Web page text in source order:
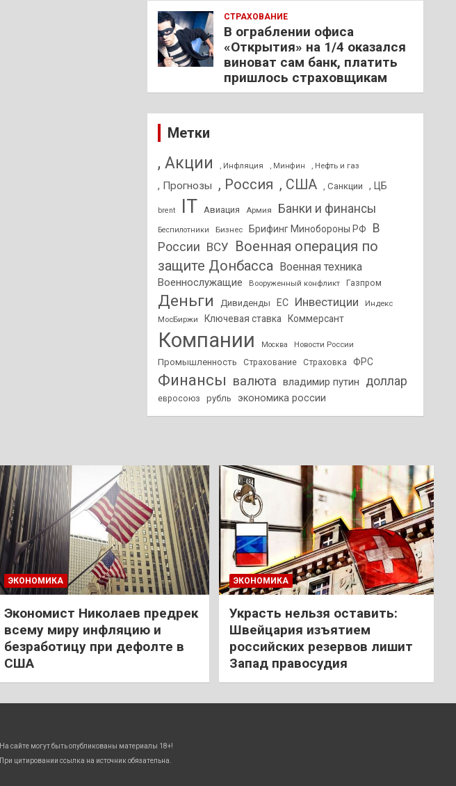
СТРАХОВАНИЕ
В ограблении офиса
«Открытия» на 1/4 оказался
виноват сам банк, платить
пришлось страховщикам
Метки
, Акции , Инфляция , Минфин , Нефть и газ
, Прогнозы , Россия , США , Санкции , ЦБ
brent IT Авиация Армия Банки и финансы
Беспилотники Бизнес Брифинг Минобороны РФ
В
России ВСУ Военная операция по
защите Донбасса Военная техника
Военнослужащие Вооруженный конфликт Газпром
Деньги Дивиденды ЕС Инвестиции
Индекс
МосБиржи
Ключевая ставка Коммерсант
Компании Москва Новости России
Промышленность Страхование Страховка ФРС
Финансы валюта владимир путин доллар
евросоюз рубль экономика россии
ЭКОНОМИКА
Экономист Николаев предрек
всему миру инфляцию и
безработицу при дефолте в
США
ЭКОНОМИКА
Украсть нельзя оставить:
Швейцария изъятием
российских резервов лишит
Запад правосудия
На сайте могут быть опубликованы материалы 18+!
При цитировании ссылка на источник обязательна.